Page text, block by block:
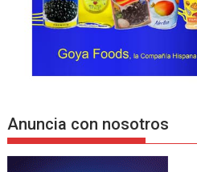
Anuncia con nosotros